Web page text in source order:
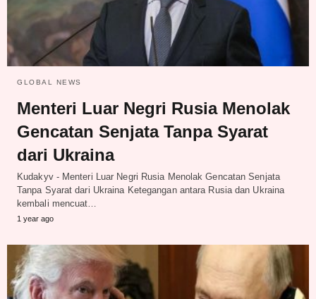
GLOBAL NEWS
Menteri Luar Negri Rusia Menolak
Gencatan Senjata Tanpa Syarat
dari Ukraina
Kudakyv - Menteri Luar Negri Rusia Menolak Gencatan Senjata
Tanpa Syarat dari Ukraina Ketegangan antara Rusia dan Ukraina
kembali mencuat…
1 year ago